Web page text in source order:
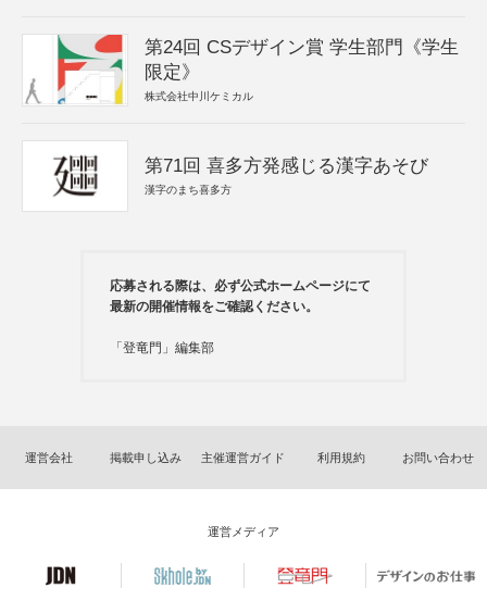
第24回 CSデザイン賞 学生部門《学生
限定》
株式会社中川ケミカル
第71回 喜多方発感じる漢字あそび
漢字のまち喜多方
応募される際は、必ず公式ホームページにて
最新の開催情報をご確認ください。
「登竜門」編集部
運営会社 掲載申し込み 主催運営ガイド 利用規約 お問い合わせ
運営メディア